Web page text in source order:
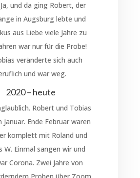
und da ging Robert, der
in Augsburg lebte und
aus Liebe viele Jahre zu
war nur für die Probe!
veränderte sich auch
und war weg.
2020 – heute
Robert und Tobias
Januar. Ende Februar waren
komplett mit Roland und
W. Einmal sangen wir und
Corona. Zwei Jahre von